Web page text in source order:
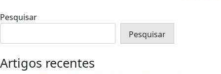
Pesquisar
Pesquisar
Artigos recentes